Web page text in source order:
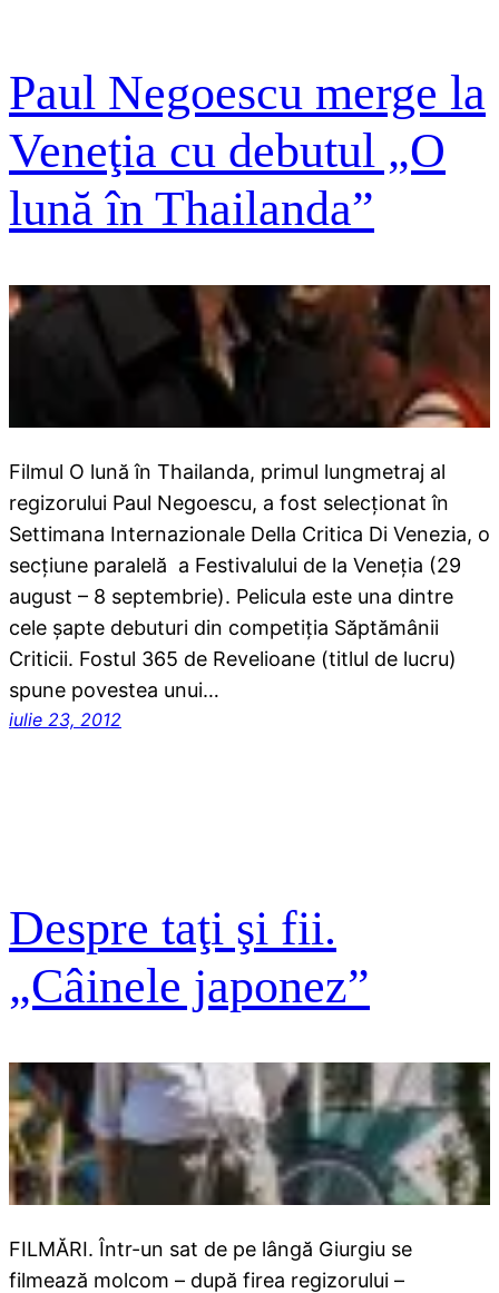
Paul Negoescu merge la
Veneţia cu debutul „O
lună în Thailanda”
Filmul O lună în Thailanda, primul lungmetraj al
regizorului Paul Negoescu, a fost selecţionat în
Settimana Internazionale Della Critica Di Venezia, o
secţiune paralelă a Festivalului de la Veneţia (29
august – 8 septembrie). Pelicula este una dintre
cele şapte debuturi din competiţia Săptămânii
Criticii. Fostul 365 de Revelioane (titlul de lucru)
spune povestea unui…
iulie 23, 2012
Despre taţi şi fii.
„Câinele japonez”
FILMĂRI. Într-un sat de pe lângă Giurgiu se
filmează molcom – după firea regizorului –